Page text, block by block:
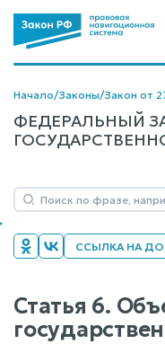
Начало/Законы/Закон от
ФЕДЕРАЛЬНЫЙ
ССЫЛКА НА
Статья 6.